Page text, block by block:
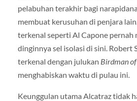
pelabuhan terakhir bagi
membuat kerusuhan di penjara
terkenal seperti Al Capone pernah
dinginnya sel isolasi di sini. Robert
terkenal dengan julukan Birdman
menghabiskan waktu di pulau ini.
Keunggulan utama Alcatraz tidak